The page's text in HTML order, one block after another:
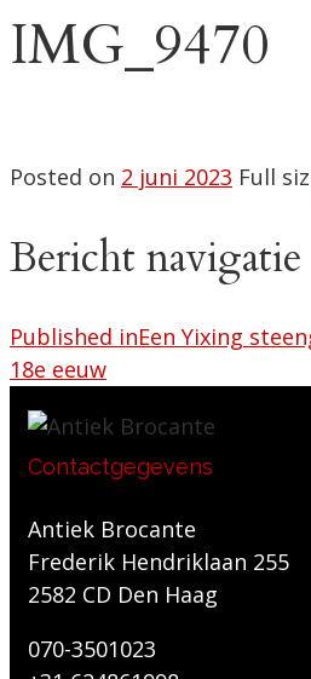
IMG_9470
Posted on 2 juni 2023 Full
Bericht navigatie
Published inEen Yixing
18e eeuw
Contactgegevens
Antiek Brocante
Frederik Hendriklaan 255
2582 CD Den Haag
070-3501023